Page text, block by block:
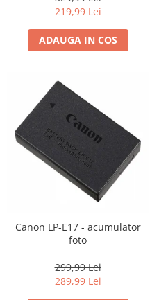
Carduri memorie, Cititoare
Carduri memorie
Cititoare carduri
Telecomenzi
LCD protectie
Recordere audio digitale
Acumulatori si baterii
Acumulatori Foto
incarcatoare
Huse protectie acumulatori foto
219,99 Lei
ADAUGA IN COS
Canon LP-E17 - acumulator
foto
299,99 Lei
289,99 Lei